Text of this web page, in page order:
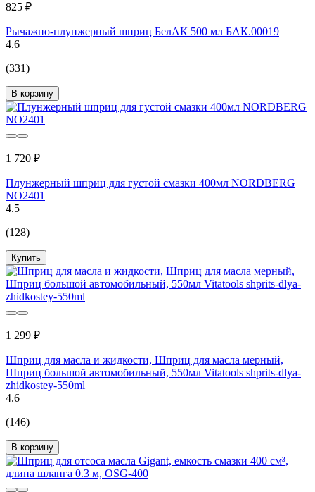
825 ₽
Рычажно-плунжерный шприц БелАК 500 мл БАК.00019
4.6
(331)
В корзину
1 720 ₽
Плунжерный шприц для густой смазки 400мл NORDBERG
NO2401
4.5
(128)
Купить
1 299 ₽
Шприц для масла и жидкости, Шприц для масла мерный,
Шприц большой автомобильный, 550мл Vitatools shprits-dlya-
zhidkostey-550ml
4.6
(146)
В корзину